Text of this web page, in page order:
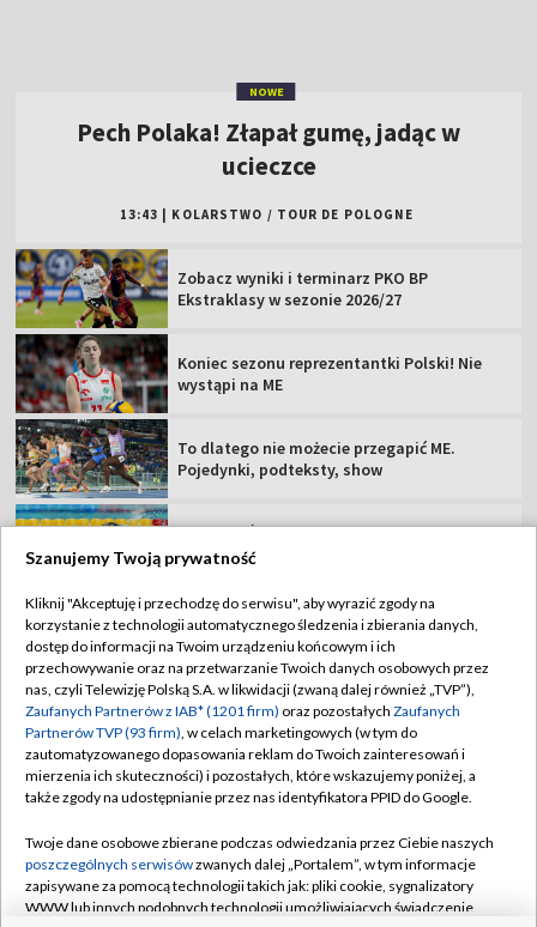
Ekstraklasy w sezonie 2026/27
Koniec sezonu reprezentantki Polski! Nie
wystąpi na ME
To dlatego nie możecie przegapić ME.
Polka na ósmym miejscu w sprincie
Jako pierwszy przepłynął Bałtyk. Specjalny
Argentyna się wyłamała. Oficjalne poparcie
TVP
Abonament TVP
Sklep TVP
Biuro Reklamy
Oferta Handlowa
Emisja w TVP
Rada Programowa
Regulamin TVP
Polityka prywatności
Moje zgody
Biuro reklamy
Kanały
Szanujemy Twoją prywatność
Kliknij "Akceptuję i przechodzę do serwisu", aby wyrazić zgody na
korzystanie z technologii automatycznego śledzenia i zbierania danych,
dostęp do informacji na Twoim urządzeniu końcowym i ich
przechowywanie oraz na przetwarzanie Twoich danych osobowych przez
nas, czyli Telewizję Polską S.A. w likwidacji (zwaną dalej również „TVP”),
Zaufanych Partnerów z IAB* (1201 firm) oraz pozostałych Zaufanych
Partnerów TVP (93 firm), w celach marketingowych (w tym do
zautomatyzowanego dopasowania reklam do Twoich zainteresowań i
mierzenia ich skuteczności) i pozostałych, które wskazujemy poniżej, a
także zgody na udostępnianie przez nas identyfikatora PPID do Google.
Twoje dane osobowe zbierane podczas odwiedzania przez Ciebie naszych
poszczególnych serwisówzwanych dalej „Portalem”, w tym informacje
zapisywane za pomocą technologii takich jak: pliki cookie, sygnalizatory
WWW lub innych podobnych technologii umożliwiających świadczenie